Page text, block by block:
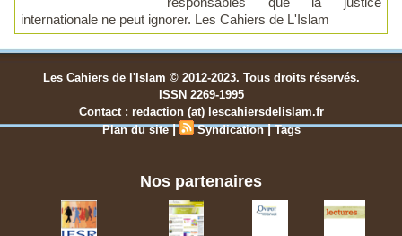
internationale ne peut ignorer. Les Cahiers de L'Islam
Les Cahiers de l'Islam © 2012-2023. Tous droits réservés.
ISSN 2269-1995
Contact : redaction (at) lescahiersdelislam.fr
Plan du site | Syndication |Tags
Nos partenaires